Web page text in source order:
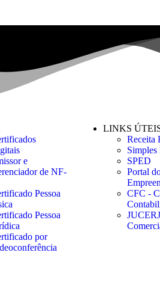
e
de NF-
Pessoa
Pessoa
por
LINKS
Receita
Simples
SPED
Portal
CFC -